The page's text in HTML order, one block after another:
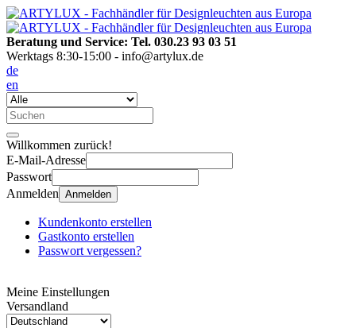
Beratung und Service: Tel. 030.23 93 03 51
Werktags 8:30-15:00 - info@artylux.de
de
en
Willkommen zurück!
E-Mail-Adresse
Passwort
Anmelden Anmelden
Kundenkonto erstellen
Gastkonto erstellen
Passwort vergessen?
Meine Einstellungen
Versandland